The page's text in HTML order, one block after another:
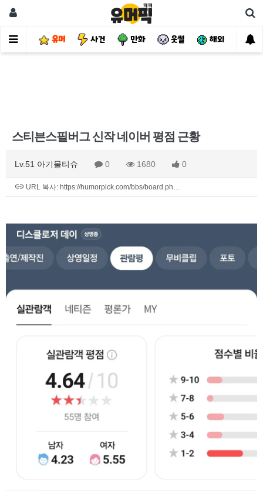
유머 사건 만화 웃썰 해외 핫
스티븐스필버그 신작 네이버 평점 근황
Lv.51 아기물티슈 0 1680 0
URL 복사: https://humorpick.com/bbs/board.ph…